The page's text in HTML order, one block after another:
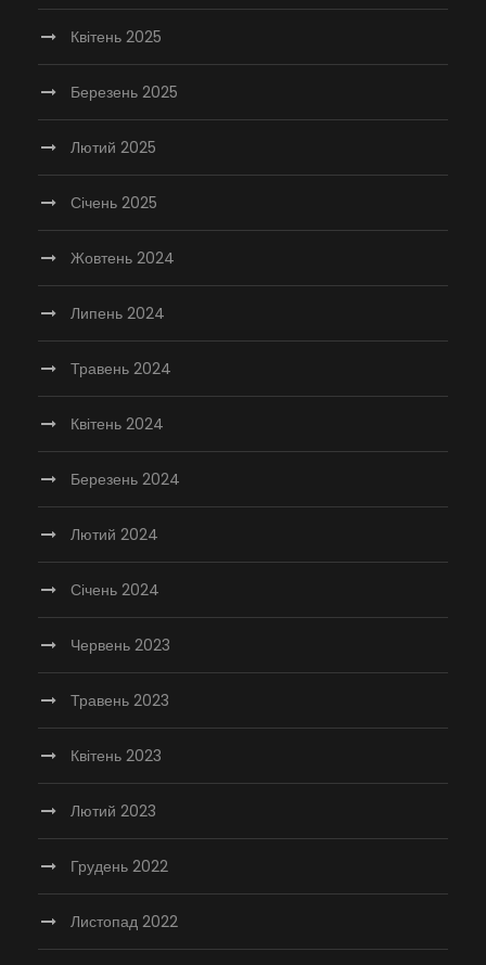
Квітень 2025
Березень 2025
Лютий 2025
Січень 2025
Жовтень 2024
Липень 2024
Травень 2024
Квітень 2024
Березень 2024
Лютий 2024
Січень 2024
Червень 2023
Травень 2023
Квітень 2023
Лютий 2023
Грудень 2022
Листопад 2022